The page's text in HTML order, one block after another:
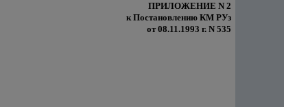
ПРИЛОЖЕНИЕ N 2
к Постановлению КМ РУз
от 08.11.1993 г. N 535